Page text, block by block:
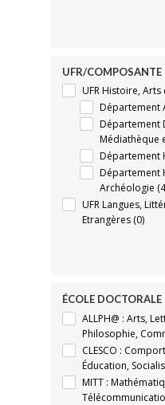
UFR/COMPOSANTE
UFR Histoire,
Département
Département
Médiathèque
Département
Département
Archéologie
UFR Langues,
Etrangères (0)
ÉCOLE DOCTORALE
ALLPH@ : Arts,
Philosophie,
CLESCO :
Éducation,
MITT :